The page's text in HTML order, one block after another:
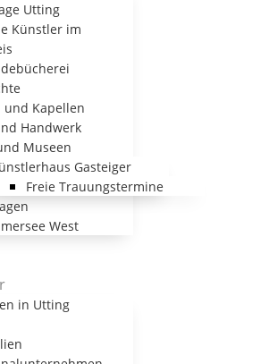
Utting
Künstler im
und Kapellen
Handwerk
Museen
Gasteiger
Freie Trauungstermine
West
in Utting